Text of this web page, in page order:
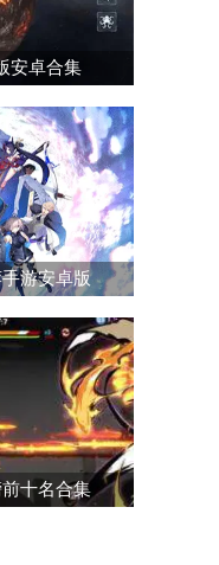
安卓合集
游安卓版
十名合集